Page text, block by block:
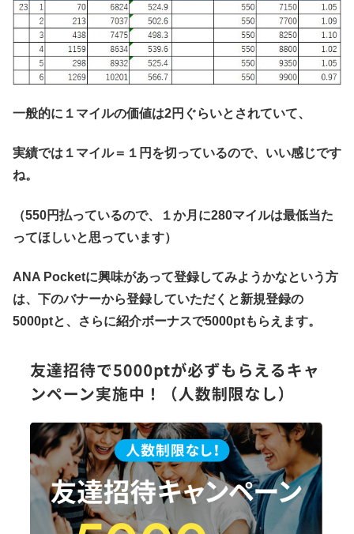
一般的に１マイルの価値は2円ぐらいとされていて、
実績では１マイル＝１円を切っているので、いい感じです
ね。
（550円払っているので、１か月に280マイルは最低当た
ってほしいと思っています）
ANA Pocketに興味があって登録してみようかなという方
は、下のバナーから登録していただくと新規登録の
5000ptと、さらに紹介ボーナスで5000ptもらえます。